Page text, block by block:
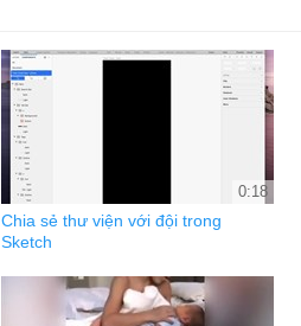
0:18
Chia sẻ thư viện với đội trong
Sketch